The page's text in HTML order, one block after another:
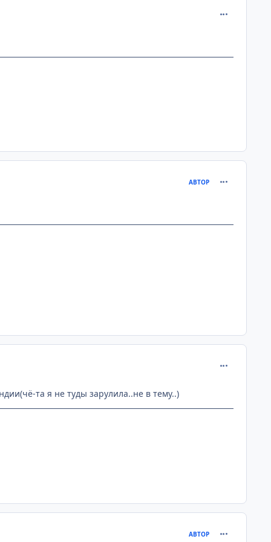
АВТОР
та я не туды зарулила..не в тему..)
АВТОР